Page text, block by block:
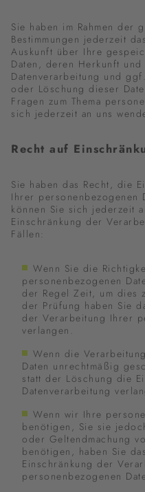
Sie haben im Rahmen der
Bestimmungen jederzeit
Auskunft über Ihre
Daten, deren Herkunft
Datenverarbeitung und
oder Löschung dieser
Fragen zum Thema
sich jederzeit an uns
Recht auf
Sie haben das Recht, die
Ihrer personenbezogenen
können Sie sich jederzeit
Einschränkung der
Fällen:
Wenn Sie die
personenbezogenen
der Regel Zeit, um dies
der Prüfung haben Sie
der Verarbeitung Ihrer
verlangen.
Wenn die
Daten unrechtmäßig
statt der Löschung die
Datenverarbeitung
Wenn wir Ihre
benötigen, Sie sie
oder Geltendmachung
benötigen, haben Sie
Einschränkung der
personenbezogenen